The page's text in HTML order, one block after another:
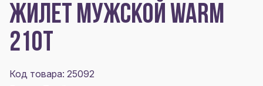
ЖИЛЕТ МУЖСКОЙ WARM
210T
Код товара: 25092